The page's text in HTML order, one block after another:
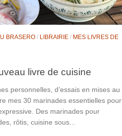
BRASERO / LIBRAIRIE / MES LIVRES DE
livre de cuisine
personnelles, d’essais en mises au
mes 30 marinades essentielles pour
Des marinades pour
rôtis, cuisine sous...